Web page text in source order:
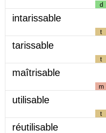
d
intarissable
t
tarissable
t
maîtrisable
m
utilisable
t
réutilisable